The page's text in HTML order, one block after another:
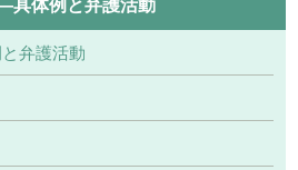
弁護活動